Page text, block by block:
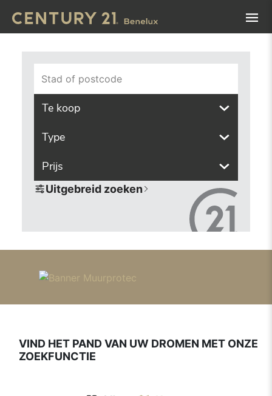
Stad of postcode
Te koop
Type
Prijs
Uitgebreid zoeken
VIND HET PAND VAN UW DROMEN MET ONZE
ZOEKFUNCTIE